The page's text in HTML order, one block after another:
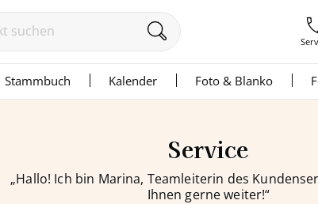
Stammbuch Kalender Foto & Blanko
Service
„Hallo! Ich bin Marina, Teamleiterin des
Ihnen gerne weiter!“